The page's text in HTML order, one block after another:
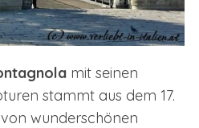
mit seinen
stammt aus dem 17.
wunderschönen